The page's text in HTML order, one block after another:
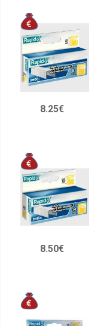
8.25€
8.50€